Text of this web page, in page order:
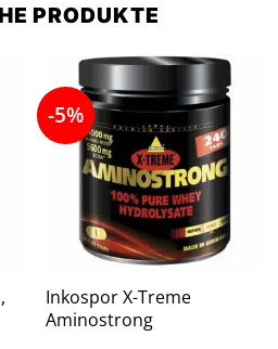
PRODUKTE
-5%
Inkospor X-Treme
Aminostrong